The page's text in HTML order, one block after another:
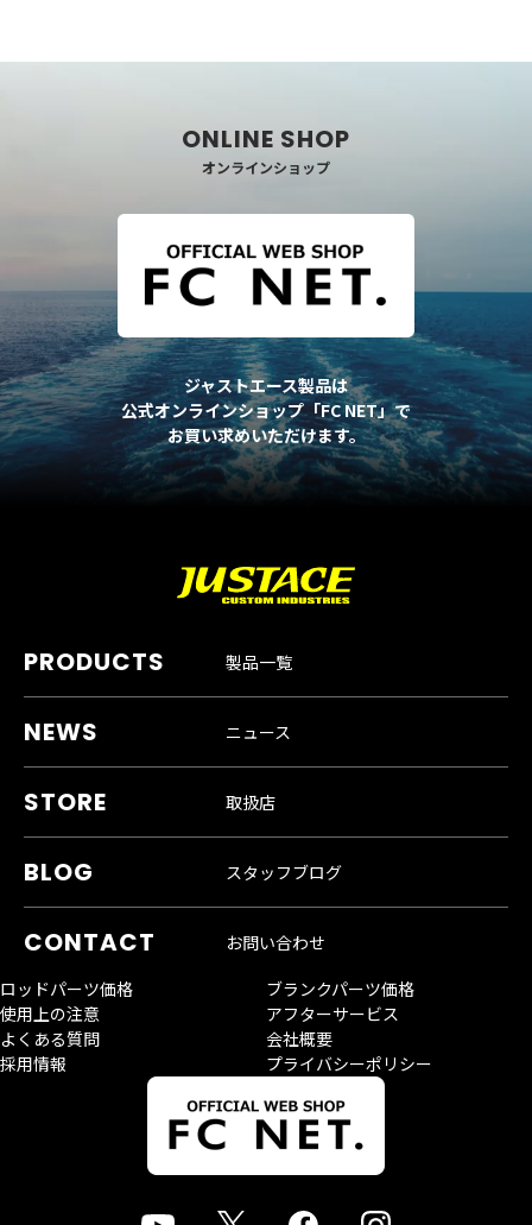
オンラインショップ
ジャストエース製品は
公式オンラインショップ「FC NET」で
お買い求めいただけます。
製品一覧
ニュース
取扱店
スタッフブログ
お問い合わせ
ロッドパーツ価格
ブランクパーツ価格
使用上の注意
アフターサービス
よくある質問
会社概要
採用情報
プライバシーポリシー